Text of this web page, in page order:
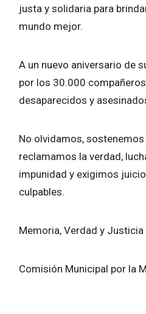
justa y solidaria para
mundo mejor.
A un nuevo aniversario de
por los 30.000
desaparecidos y
No olvidamos,
reclamamos la verdad,
impunidad y exigimos
culpables.
Memoria, Verdad y Justicia
Comisión Municipal por la